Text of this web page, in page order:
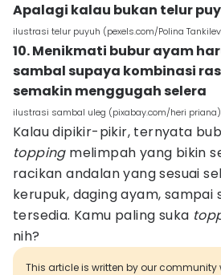
Apalagi kalau bukan telur
ilustrasi telur puyuh (pexels.com/Polina
10. Menikmati bubur ayam
sambal supaya kombinasi
semakin menggugah selera
ilustrasi sambal uleg (pixabay.com/heri priana)
Kalau dipikir-pikir, ternyata
toppingmelimpah yang bikin
racikan andalan yang sesuai
kerupuk, daging ayam, sampai
tersedia. Kamu paling suka
nih?
This article is written by our community